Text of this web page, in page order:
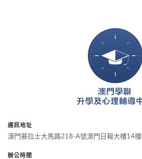
通訊地址
澳門慕拉士大馬路218-A號澳門日報大樓14樓
辦公時間